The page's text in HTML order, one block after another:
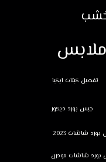
تفصيل كبتات ايكيا
جبس بورد ديكور
شاشات 2023
بورد شاشات مودرن